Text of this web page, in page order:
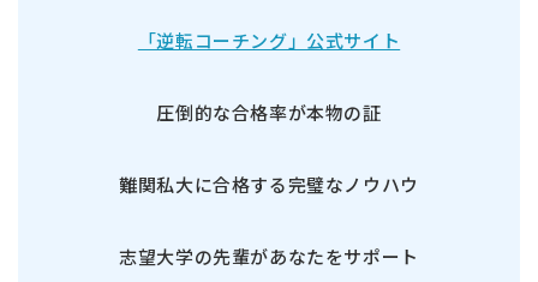
「逆転コーチング」公式サイト
圧倒的な合格率が本物の証
難関私大に合格する完璧なノウハウ
志望大学の先輩があなたをサポート